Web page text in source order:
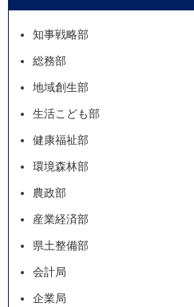
知事戦略部
総務部
地域創生部
生活こども部
健康福祉部
環境森林部
農政部
産業経済部
県土整備部
会計局
企業局